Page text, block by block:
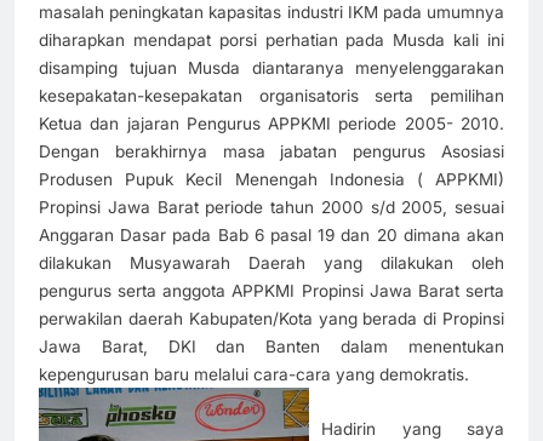
masalah peningkatan kapasitas industri IKM pada umumnya
diharapkan mendapat porsi perhatian pada Musda kali ini
disamping tujuan Musda diantaranya menyelenggarakan
kesepakatan-kesepakatan organisatoris serta pemilihan
Ketua dan jajaran Pengurus APPKMI periode 2005- 2010.
Dengan berakhirnya masa jabatan pengurus Asosiasi
Produsen Pupuk Kecil Menengah Indonesia ( APPKMI)
Propinsi Jawa Barat periode tahun 2000 s/d 2005, sesuai
Anggaran Dasar pada Bab 6 pasal 19 dan 20 dimana akan
dilakukan Musyawarah Daerah yang dilakukan oleh
pengurus serta anggota APPKMI Propinsi Jawa Barat serta
perwakilan daerah Kabupaten/Kota yang berada di Propinsi
Jawa Barat, DKI dan Banten dalam menentukan
kepengurusan baru melalui cara-cara yang demokratis.
Hadirin yang saya